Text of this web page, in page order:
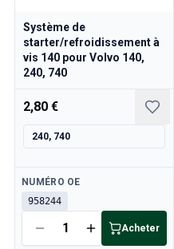
Système de
starter/refroidissement à
vis 140 pour Volvo 140,
240, 740
2,80 €
240, 740
Disponible
NUMÉRO OE
958244
Acheter